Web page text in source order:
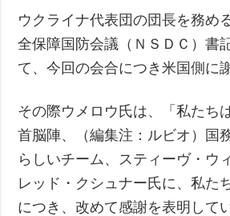
ウクライナ代表団の団長を務め
全保障国防会議（ＮＳＤＣ）書
て、今回の会合につき米国側に
その際ウメロウ氏は、「私たち
首脳陣、（編集注：ルビオ）国
らしいチーム、スティーヴ・ウ
レッド・クシュナー氏に、私た
につき、改めて感謝を表明して